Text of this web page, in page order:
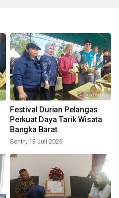
Festival Durian Pelangas
Perkuat Daya Tarik Wisata
Bangka Barat
Senin, 13 Juli 2026